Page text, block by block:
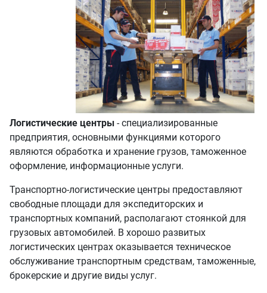
Логистические центры - специализированные
предприятия, основными функциями которого
являются обработка и хранение грузов, таможенное
оформление, информационные услуги.
Транспортно-логистические центры предоставляют
свободные площади для экспедиторских и
транспортных компаний, располагают стоянкой для
грузовых автомобилей. В хорошо развитых
логистических центрах оказывается техническое
обслуживание транспортным средствам, таможенные,
брокерские и другие виды услуг.